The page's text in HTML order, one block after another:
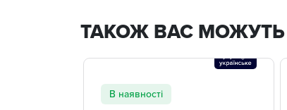
ТАКОЖ ВАС МОЖУТЬ
В наявності